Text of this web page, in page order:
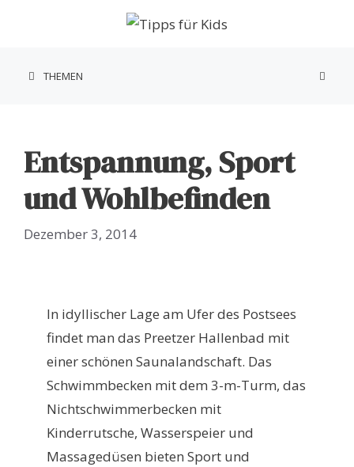
THEMEN
Entspannung, Sport
und Wohlbefinden
Dezember 3, 2014
In idyllischer Lage am Ufer des Postsees
findet man das Preetzer Hallenbad mit
einer schönen Saunalandschaft. Das
Schwimmbecken mit dem 3-m-Turm, das
Nichtschwimmerbecken mit
Kinderrutsche, Wasserspeier und
Massagedüsen bieten Sport und